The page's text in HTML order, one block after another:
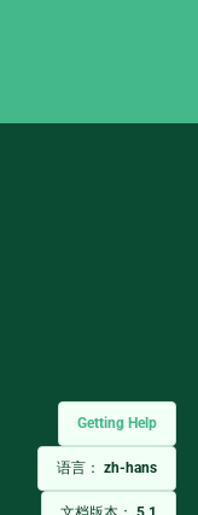
Getting Help
语言： zh-hans